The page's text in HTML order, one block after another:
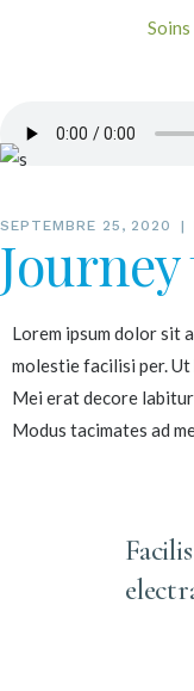
Soins
SEPTEMBRE 25, 2020
Lorem ipsum dolor sit
molestie facilisi per. Ut
Mei erat decore
Modus tacimates ad